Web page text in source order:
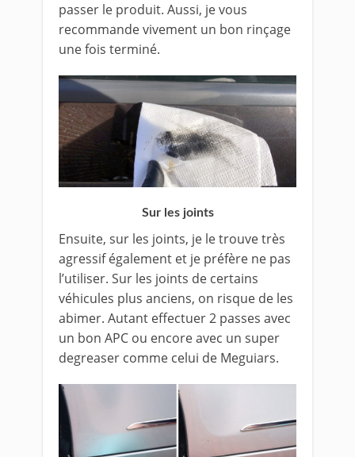
passer le produit. Aussi, je vous
recommande vivement un bon rinçage
une fois terminé.
Sur les joints
Ensuite, sur les joints, je le trouve très
agressif également et je préfère ne pas
l’utiliser. Sur les joints de certains
véhicules plus anciens, on risque de les
abimer. Autant effectuer 2 passes avec
un bon APC ou encore avec un super
degreaser comme celui de Meguiars.